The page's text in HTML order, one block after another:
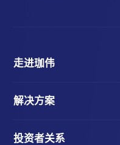
走进珈伟
解决方案
投资者关系